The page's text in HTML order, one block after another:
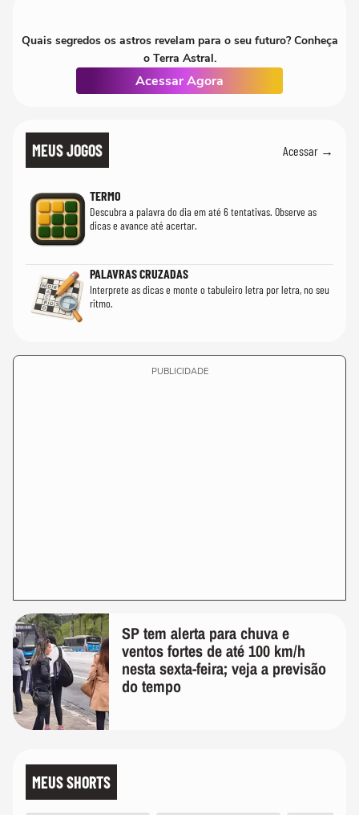
Quais segredos os astros revelam para o seu futuro? Conheça
o Terra Astral.
Acessar Agora
MEUS JOGOS Acessar →
TERMO
Descubra a palavra do dia em até 6 tentativas. Observe as
dicas e avance até acertar.
PALAVRAS CRUZADAS
Interprete as dicas e monte o tabuleiro letra por letra, no seu
ritmo.
PUBLICIDADE
SP tem alerta para chuva e
ventos fortes de até 100 km/h
nesta sexta-feira; veja a previsão
do tempo
MEUS SHORTS